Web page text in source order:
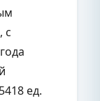
с
ед.